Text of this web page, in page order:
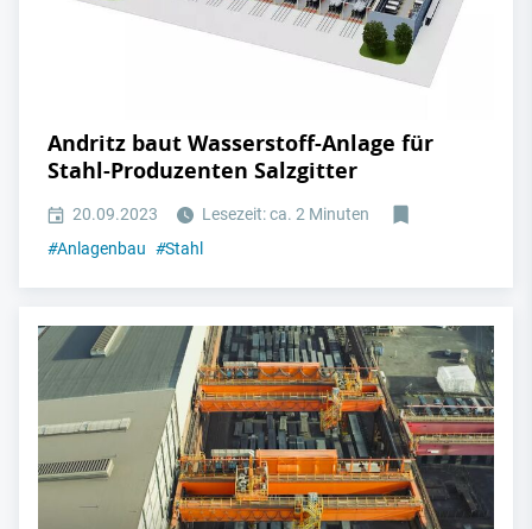
Andritz baut Wasserstoff-Anlage für
Stahl-Produzenten Salzgitter
20.09.2023
Lesezeit: ca. 2 Minuten
#Anlagenbau #Stahl